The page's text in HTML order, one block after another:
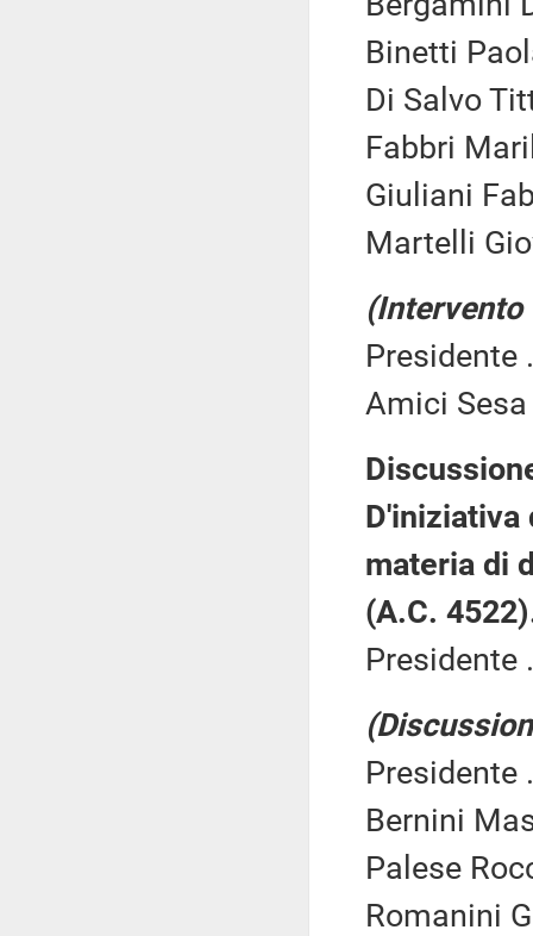
Binetti
Di Salvo
Fabbri
Giuliani
Martelli
(Intervento
Presidente
Amici
D'iniziativa
materia di
(A.C.
Presidente
Presidente
Bernini
Palese
Romanini